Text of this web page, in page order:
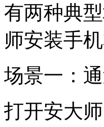
有两种典
师安装手
场景一：
打开安大